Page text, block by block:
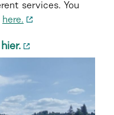
services. You
here.
hier.